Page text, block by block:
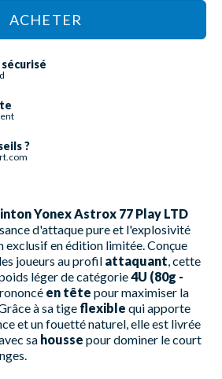
ACHETER
?
Yonex Astrox 77 Play LTD
d'attaque pure et l'explosivité
exclusif en édition limitée. Conçue
joueurs au profil attaquant , cette
léger de catégorie4U (80g -
en tête pour maximiser la
à sa tige flexible qui apporte
et un fouetté naturel, elle est livrée
sa housse pour dominer le court